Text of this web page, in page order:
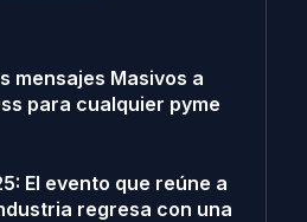
mensajes Masivos a
para cualquier pyme
El evento que reúne a
regresa con una